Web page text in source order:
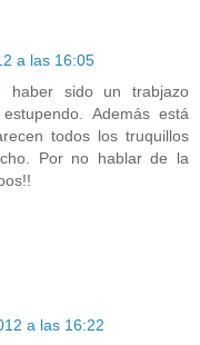
a las 16:05
haber sido un trabjazo
Además está
todos los truquillos
Por no hablar de la
a las 16:22